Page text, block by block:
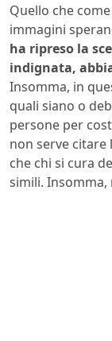
Quello che
immagini
ha ripreso la
indignata,
Insomma, in
quali siano o
persone per
non serve citare
che chi si cura
simili.